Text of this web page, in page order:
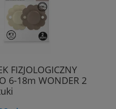
FIZJOLOGICZNY
6-18m WONDER 2